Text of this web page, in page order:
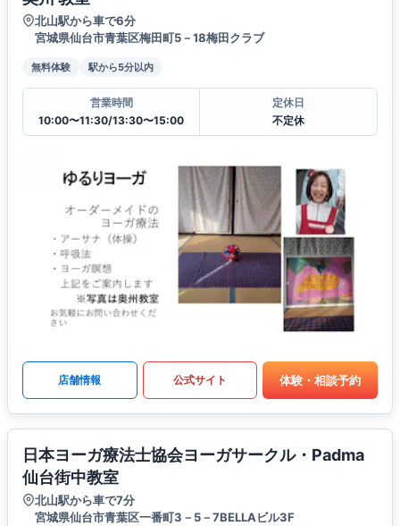
北山駅から車で6分
宮城県仙台市青葉区梅田町5－18梅田クラブ
無料体験 駅から5分以内
営業時間
10:00〜11:30/13:30〜15:00
定休日
不定休
店舗情報 公式サイト 体験・相談予約
日本ヨーガ療法士協会ヨーガサークル・Padma
仙台街中教室
北山駅から車で7分
宮城県仙台市青葉区一番町3－5－7BELLAビル3F